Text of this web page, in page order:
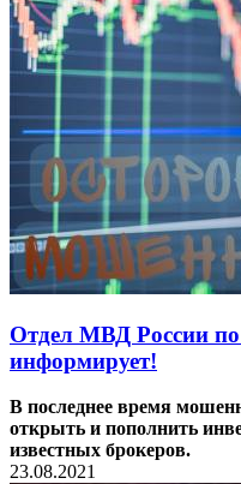
Отдел МВД России
информирует!
В последнее время
открыть и пополнить
известных брокеров.
23.08.2021